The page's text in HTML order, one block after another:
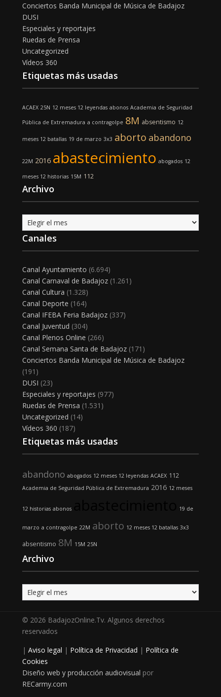
Conciertos Banda Municipal de Música de Badajoz
DUSI
Especiales y reportajes
Ruedas de Prensa
Uncategorized
Vídeos 360
Etiquetas más usadas
ACAEX 25N 12 meses 12 leyendas abonos Academia de Seguridad
Pública de Extremadura a contragolpe 8M absentismo 12
meses 12 batallas 19 de marzo 3x3 aborto abandono
22M 2016 abastecimiento abogados 12
meses 12 historias 15M 112
Archivo
Archivo
Canales
Canal Ayuntamiento (6.694)
Canal Carnaval de Badajoz(1.261)
Canal Cultura (1.328)
Canal Deporte (164)
Canal IFEBA Feria Badajoz(337)
Canal Juventud (304)
Canal Plenos Online (266)
Canal Semana Santa de Badajoz(171)
Conciertos Banda Municipal de Música de Badajoz
(191)
DUSI (23)
Especiales y reportajes (977)
Ruedas de Prensa (1.531)
Uncategorized (14)
Vídeos 360 (187)
Etiquetas más usadas
abandono abogados 12 meses 12 leyendas ACAEX 112
Academia de Seguridad Pública de Extremadura 2016 12 meses
12 historias abonos 19 de
marzo a contragolpe 22M aborto 12 meses 12 batallas 3x3
absentismo 8M 15M 25N
Archivo
Archivo
© 2026 BadajozOnline.Tv. Algunos derechos
reservados
| Aviso legal | Política de Privacidad | Política de
Cookies
Diseño web y producción audiovisual por
RECarmy.com